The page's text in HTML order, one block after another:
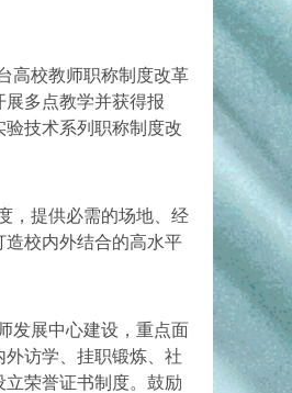
高校教师职称制度改革
多点教学并获得报
技术系列职称制度改
，提供必需的场地、经
校内外结合的高水平
发展中心建设，重点面
访学、挂职锻炼、社
荣誉证书制度。鼓励